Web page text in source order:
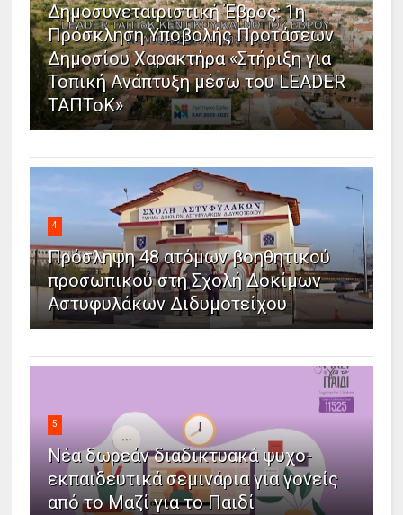
Δημοσυνεταιριστική Έβρος: 1η
Πρόσκληση Υποβολής Προτάσεων
Δημοσίου Χαρακτήρα «Στήριξη για
Τοπική Ανάπτυξη μέσω του LEADER
ΤΑΠΤοΚ»
4
Πρόσληψη 48 ατόμων βοηθητικού
προσωπικού στη Σχολή Δοκίμων
Αστυφυλάκων Διδυμοτείχου
5
Νέα δωρεάν διαδικτυακά ψυχο-
εκπαιδευτικά σεμινάρια για γονείς
από το Μαζί για το Παιδί